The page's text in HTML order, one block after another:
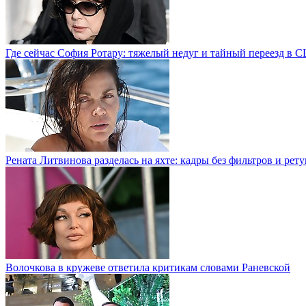
Где сейчас София Ротару: тяжелый недуг и тайный переезд в
Рената Литвинова разделась на яхте: кадры без фильтров и
Волочкова в кружеве ответила критикам словами Раневской